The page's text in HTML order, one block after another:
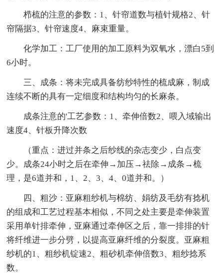
栉梳的注意的参数：1、针帘道数与植针规格2、针
帘隔据3、针帘速度4、麻束重量。
化学加工：工厂使用的加工原料为双氧水，漂白5到
6小时。
三、成条：将未完成具备纺纱特性的梳成麻，制成
连续不断的具有一定细度和结构均匀的长麻条。
成条注意的'工艺参数：1、牵伸倍数2、喂入域输出
速度4、针板升降次数
（重点：进过并条之后纱线的杂志变少，白点变
少。成条24小时之后在牵伸→加压→祛除→成条→梳
理，是6道并和，1、2、3、4、0道并和。）
四、粗沙：亚麻粗纱机与棉纺、娟纺及毛纺有捻机
的组成和工艺过程基本相似，不同之处主要是牵伸装置
采用单针排牵伸，亚麻通过牵伸区之后，靠一排排的针
将纤维进一步分劈，以提高亚麻纤维的分裂度。亚麻粗
纱机的1、粗纱机锭速2、粗砂机牵伸倍数3、粗纱捻系
数。